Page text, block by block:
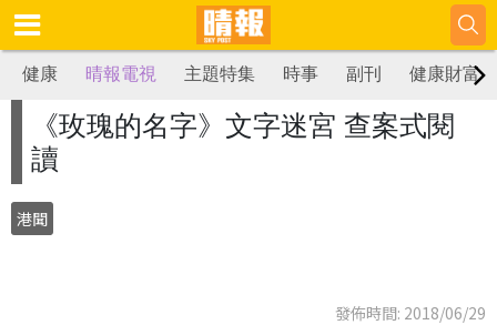
健康 晴報電視 主題特集 時事 副刊 健康財富
《玫瑰的名字》文字迷宮 查案式閱
讀
港聞
發佈時間: 2018/06/29